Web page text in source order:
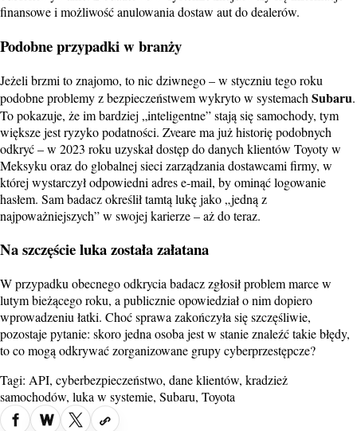
finansowe i możliwość anulowania dostaw aut do dealerów.
Podobne przypadki w branży
Jeżeli brzmi to znajomo, to nic dziwnego – w styczniu tego roku
podobne problemy z bezpieczeństwem wykryto w systemach Subaru.
To pokazuje, że im bardziej „inteligentne” stają się samochody, tym
większe jest ryzyko podatności. Zveare ma już historię podobnych
odkryć – w 2023 roku uzyskał dostęp do danych klientów Toyoty w
Meksyku oraz do globalnej sieci zarządzania dostawcami firmy, w
której wystarczył odpowiedni adres e-mail, by ominąć logowanie
hasłem. Sam badacz określił tamtą lukę jako „jedną z
najpoważniejszych” w swojej karierze – aż do teraz.
Na szczęście luka została załatana
W przypadku obecnego odkrycia badacz zgłosił problem marce w
lutym bieżącego roku, a publicznie opowiedział o nim dopiero
wprowadzeniu łatki. Choć sprawa zakończyła się szczęśliwie,
pozostaje pytanie: skoro jedna osoba jest w stanie znaleźć takie błędy,
to co mogą odkrywać zorganizowane grupy cyberprzestępcze?
Tagi: API, cyberbezpieczeństwo, dane klientów, kradzież
samochodów, luka w systemie, Subaru, Toyota